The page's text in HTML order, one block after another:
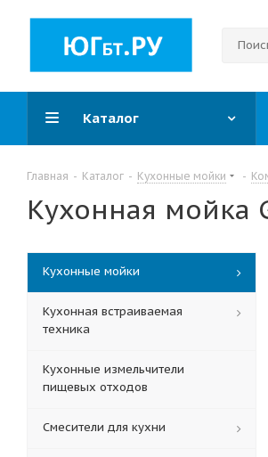
Каталог
Главная - Каталог - Кухонные мойки -
Кухонная мойка
Кухонные мойки
Кухонная встраиваемая
техника
Кухонные измельчители
пищевых отходов
Смесители для кухни